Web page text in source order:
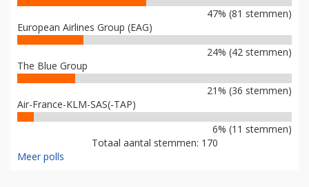
47% (81 stemmen)
European Airlines Group (EAG)
24% (42 stemmen)
The Blue Group
21% (36 stemmen)
Air-France-KLM-SAS(-TAP)
6% (11 stemmen)
Totaal aantal stemmen: 170
Meer polls